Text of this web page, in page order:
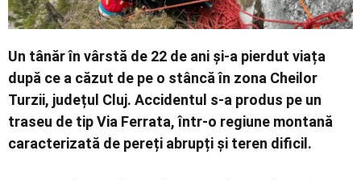
Un tânăr în vârstă de 22 de ani și-a pierdut viața
după ce a căzut de pe o stâncă în zona Cheilor
Turzii, județul Cluj. Accidentul s-a produs pe un
traseu de tip Via Ferrata, într-o regiune montană
caracterizată de pereți abrupți și teren dificil.